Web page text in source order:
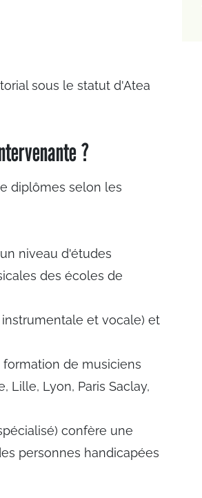
sous le statut d'Atea
?
diplômes selon les
niveau d'études
des écoles de
et vocale) et
formation de musiciens
Lille, Lyon, Paris Saclay,
confère une
personnes handicapées